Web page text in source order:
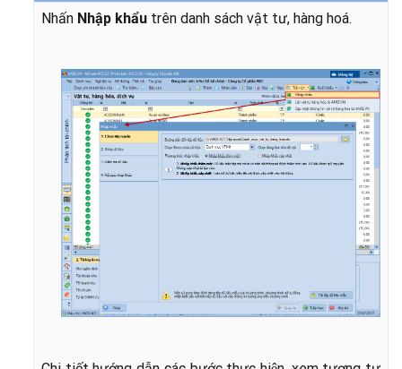
Nhấn Nhập khẩu trên danh sách vật tư, hàng hoá.